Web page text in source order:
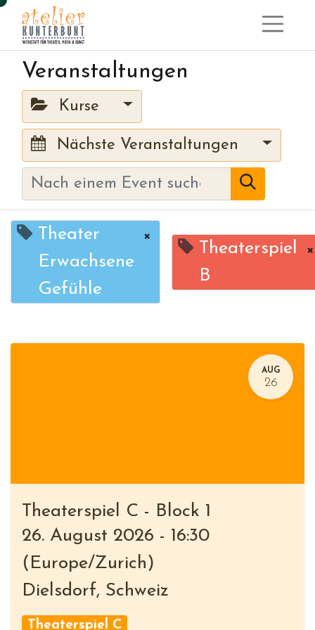
Veranstaltungen
Kurse
Nächste Veranstaltungen
Theater
Erwachsene
Gefühle
×
Theaterspiel
B
×
AUG
26
Theaterspiel C - Block 1
26. August 2026 - 16:30
( Europe/Zurich )
Dielsdorf, Schweiz
Theaterspiel C